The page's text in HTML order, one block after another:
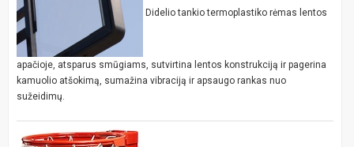
Didelio tankio termoplastiko rėmas lentos
apačioje, atsparus smūgiams, sutvirtina lentos konstrukciją ir pagerina
kamuolio atšokimą, sumažina vibraciją ir apsaugo rankas nuo
sužeidimų.